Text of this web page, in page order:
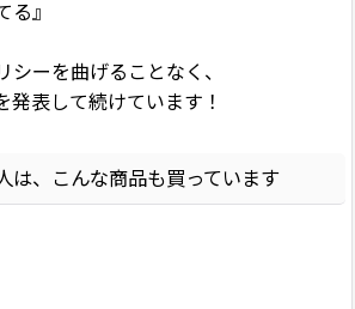
る』
シーを曲げることなく、
発表して続けています！
は、こんな商品も買っています